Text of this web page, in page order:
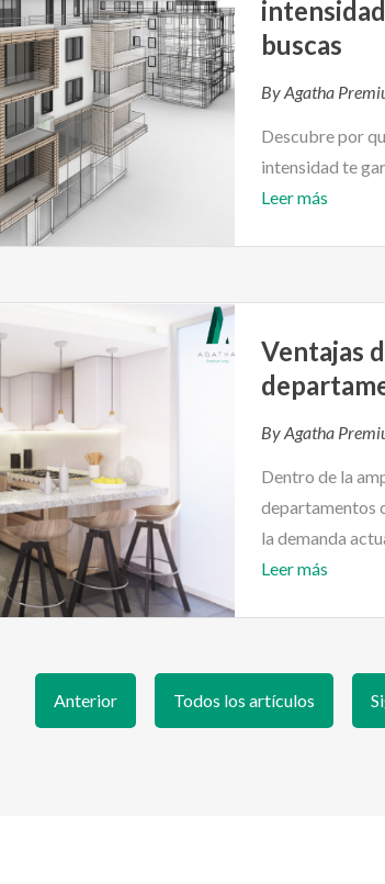
buscas
ByAgatha
Descubre por
intensidad te
Leer más
Ventajas
ByAgatha
Dentro de la
departamentos
la demanda
Leer más
Anterior Todos los artículos